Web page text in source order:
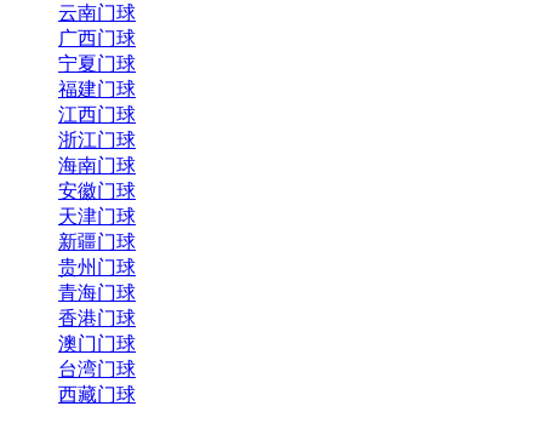
云南门球
广西门球
宁夏门球
福建门球
江西门球
浙江门球
海南门球
安徽门球
天津门球
新疆门球
贵州门球
青海门球
香港门球
澳门门球
台湾门球
西藏门球